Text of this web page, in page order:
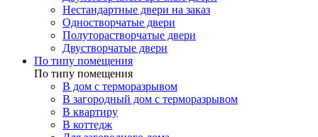
Нестандартные двери на заказ
Одностворчатые двери
Полуторастворчатые двери
Двустворчатые двери
По типу помещения
По типу помещения
В дом с терморазрывом
В загородный дом с терморазрывом
В квартиру
В коттедж